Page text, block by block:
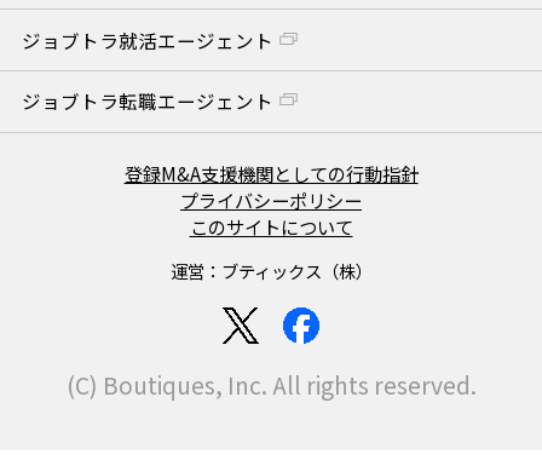
ジョブトラ就活エージェント
ジョブトラ転職エージェント
登録M&A支援機関としての行動指針
プライバシーポリシー
このサイトについて
運営：ブティックス（株）
(C) Boutiques, Inc. All rights reserved.